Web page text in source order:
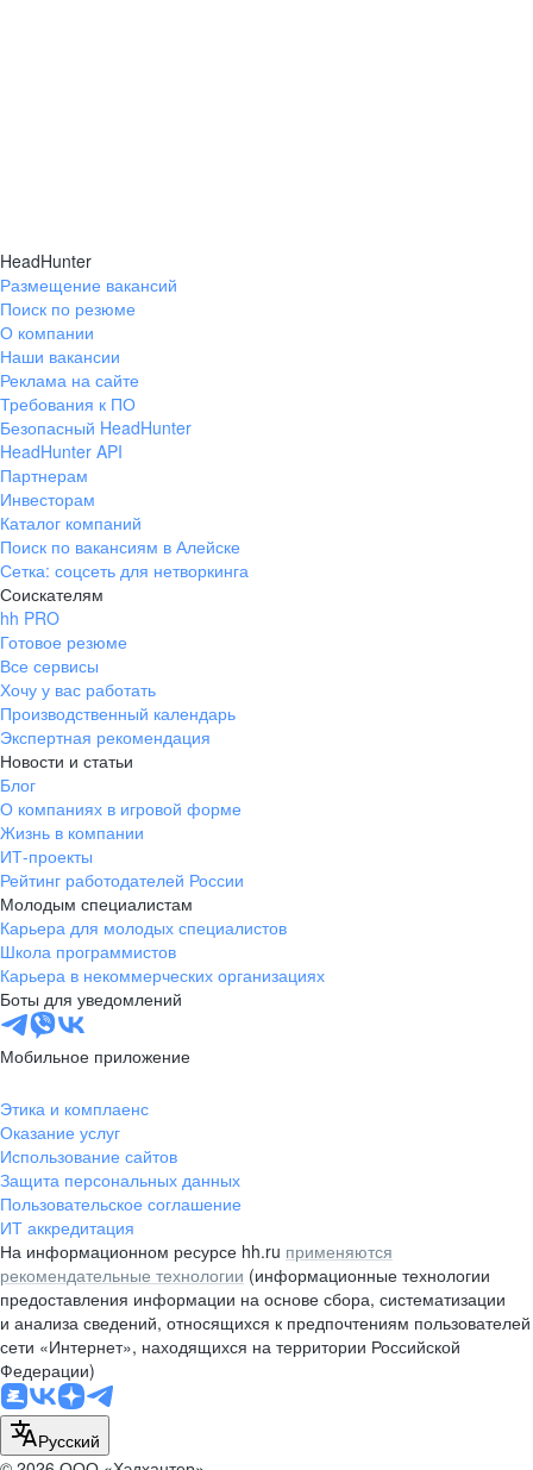
HeadHunter
Размещение вакансий
Поиск по резюме
О компании
Наши вакансии
Реклама на сайте
Требования к ПО
Безопасный HeadHunter
HeadHunter API
Партнерам
Инвесторам
Каталог компаний
Поиск по вакансиям в Алейске
Сетка: соцсеть для нетворкинга
Соискателям
hh PRO
Готовое резюме
Все сервисы
Хочу у вас работать
Производственный календарь
Экспертная рекомендация
Новости и статьи
Блог
О компаниях в игровой форме
Жизнь в компании
ИТ-проекты
Рейтинг работодателей России
Молодым специалистам
Карьера для молодых специалистов
Школа программистов
Карьера в некоммерческих организациях
Боты для уведомлений
Мобильное приложение
Этика и комплаенс
Оказание услуг
Использование сайтов
Защита персональных данных
Пользовательское соглашение
ИТ аккредитация
На информационном ресурсе hh.ru применяются
рекомендательные технологии (информационные технологии
предоставления информации на основе сбора, систематизации
и анализа сведений, относящихся к предпочтениям пользователей
сети «Интернет», находящихся на территории Российской
Федерации)
Русский